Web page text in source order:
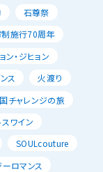
石尊祭
施行70周年
ン・ジヒョン
ス
火渡り
チャレンジの旅
ワイン
SOULcouture
ーロマンス